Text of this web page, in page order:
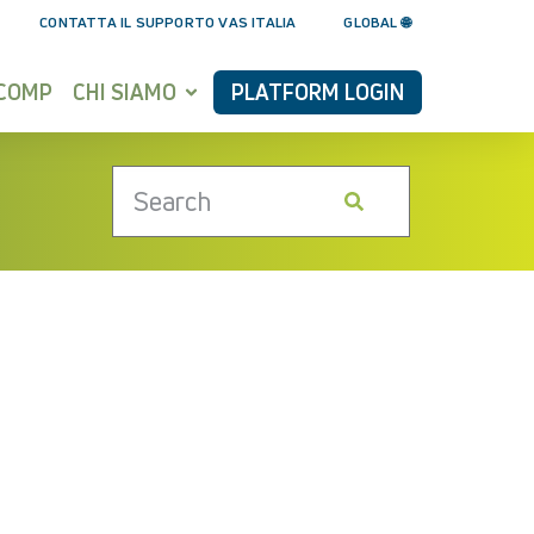
CONTATTA IL SUPPORTO VAS ITALIA GLOBAL 🌐
CHI SIAMO PLATFORM LOGIN